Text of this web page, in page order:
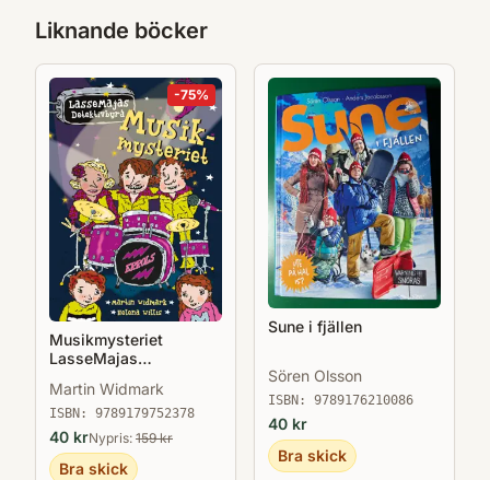
Liknande böcker
-75%
Musikmysteriet
LasseMajas
Martin Widmark
ISBN: 9789179752378
40 krNypris: 159kr
Bra skick
Sune i fjällen
Sören Olsson
ISBN: 9789176210086
40 kr
Bra skick